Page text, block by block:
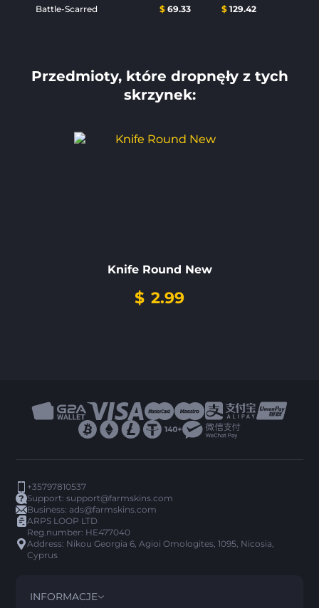
Battle-Scarred
$ 69.33 $ 129.42
Przedmioty, które dropnęły z tych
skrzynek:
Knife Round New
$ 2.99
+35797810537
Support:support@farmskins.com
Business:ads@farmskins.com
ARPS LOOP LTD
Reg.number: HE477040
Address: Nikou Georgia 6, Agioi Omologites, 1095, Nicosia,
Cyprus
INFORMACJE